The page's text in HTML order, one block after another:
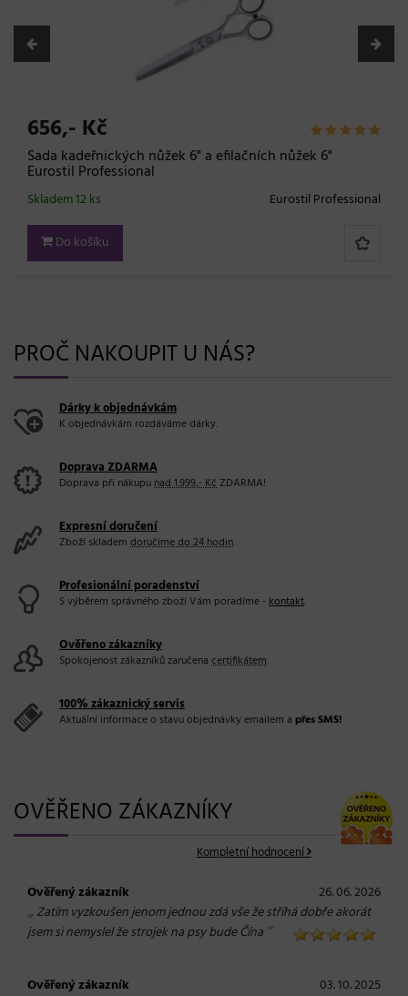
656,- Kč
Sada kadeřnických nůžek 6" a efilačních nůžek 6"
Eurostil Professional
Eurostil Professional
Skladem 12 ks
Do košíku
PROČ NAKOUPIT U NÁS?
Dárky k objednávkám
K objednávkám rozdáváme dárky.
Doprava ZDARMA
Doprava při nákupunad 1.999,- KčZDARMA!
Expresní doručení
Zboží skladem doručíme do 24 hodin.
Profesionální poradenství
S výběrem správného zboží Vám poradíme -kontakt.
Ověřeno zákazníky
Spokojenost zákazníků zaručena certifikátem.
100% zákaznický servis
Aktuální informace o stavu objednávky emailem a přes SMS!
OVĚŘENO ZÁKAZNÍKY
Kompletní hodnocení
Ověřený zákazník 26. 06. 2026
„ Zatím vyzkoušen jenom jednou zdá vše že stříhá dobře akorát
jsem si nemyslel že strojek na psy bude Čína “
Ověřený zákazník 03. 10. 2025